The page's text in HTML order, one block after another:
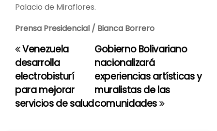
Palacio de Miraflores.
Prensa Presidencial / Bianca Borrero
N
a
v
Gobierno Bolivariano
nacionalizará
experiencias artísticas y
muralistas de las
comunidades
Venezuela
desarrolla
electrobisturí
para mejorar
servicios de salud